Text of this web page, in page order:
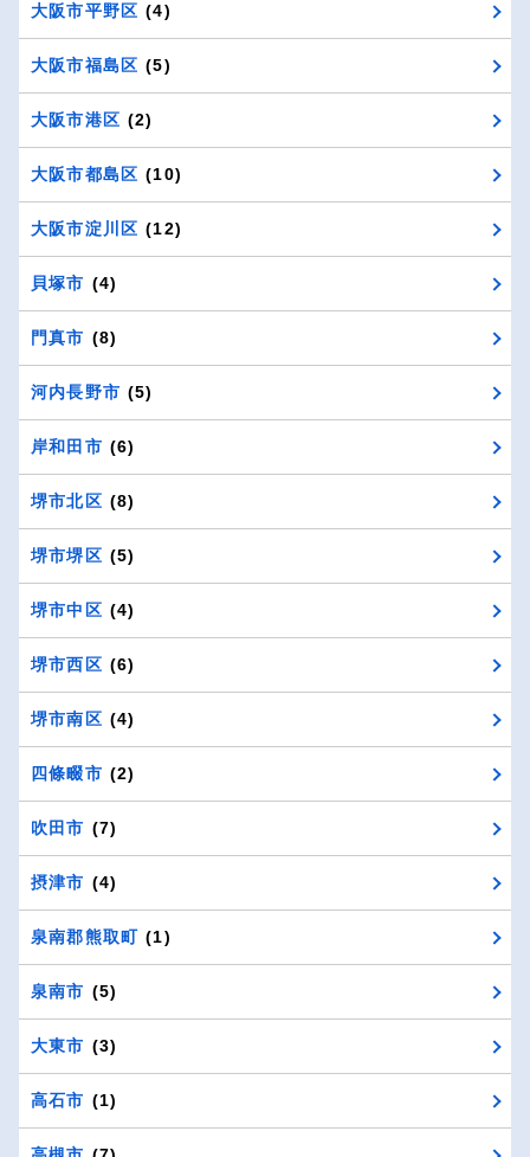
大阪市平野区 (4)
大阪市福島区 (5)
大阪市港区 (2)
大阪市都島区 (10)
大阪市淀川区 (12)
貝塚市 (4)
門真市 (8)
河内長野市 (5)
岸和田市 (6)
堺市北区 (8)
堺市堺区 (5)
堺市中区 (4)
堺市西区 (6)
堺市南区 (4)
四條畷市 (2)
吹田市 (7)
摂津市 (4)
泉南郡熊取町 (1)
泉南市 (5)
大東市 (3)
高石市 (1)